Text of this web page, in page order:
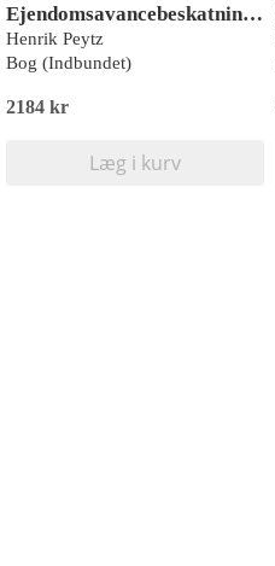
Ejendomsavancebeskatningsloven
Henrik Peytz
Bog (Indbundet)
2184 kr
Læg i kurv